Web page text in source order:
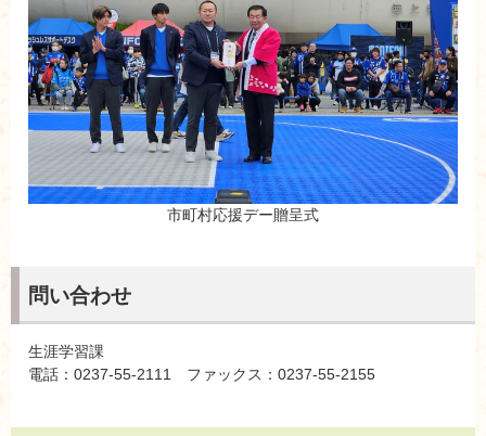
市町村応援デー贈呈式
問い合わせ
生涯学習課
電話：0237-55-2111 ファックス：0237-55-2155